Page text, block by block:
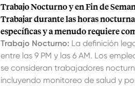
Trabajo Nocturno y en Fin de
Trabajar durante las horas
específicas y a menudo requiere
Trabajo Nocturno: La definición
entre las 9 PM y las 6 AM. Los
se consideran trabajadores
incluyendo monitoreo de salud y